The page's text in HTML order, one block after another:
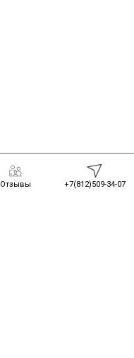
Отзывы +7(812)509-34-07